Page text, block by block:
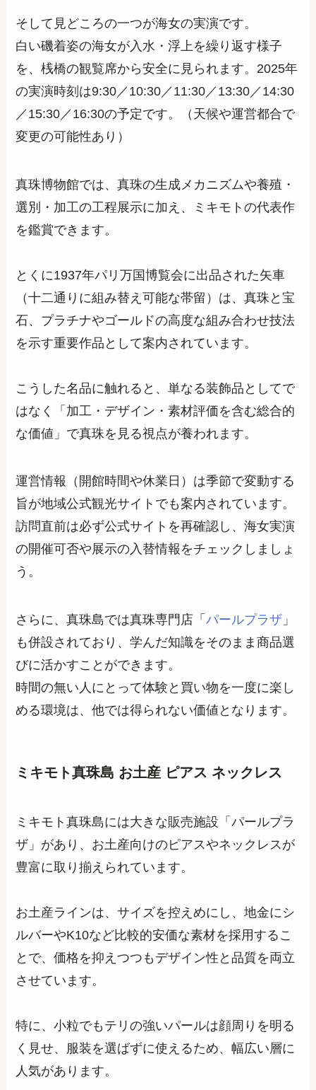
そして見どころの一つが海女の実演です。
白い磯着姿の海女が入水・浮上を繰り返す様子
を、桟橋の観覧席から安全に見られます。2025年
の実演時刻は9:30／10:30／11:30／13:30／14:30
／15:30／16:30の予定です。（天候や運営都合で
変更の可能性あり）
真珠博物館では、真珠の生成メカニズムや養殖・
選別・加工の工程展示に加え、ミキモトの代表作
を鑑賞できます。
とくに1937年パリ万国博覧会に出品された矢車
（十二通りに組み替え可能な帯留）は、真珠と宝
石、プラチナやゴールドの高度な組み合わせ技法
を示す重要作品として案内されています。
こうした名品に触れると、単なる装飾品としてで
はなく「加工・デザイン・素材評価を含む総合的
な価値」で真珠を見る視点が養われます。
運営情報（開館時間や休業日）は季節で変動する
旨が地域公式観光サイトでも案内されています。
訪問直前は必ず公式サイトを再確認し、海女実演
の開催可否や展示の入替情報をチェックしましょ
う。
さらに、真珠島では真珠専門店「パールプラザ 」
も併設されており、学んだ知識をそのまま商品選
びに活かすことができます。
時間の無い人にとって体験と買い物を一度に楽し
める環境は、他では得られない価値となります。
ミキモト真珠島 お土産 ピアス ネックレス
ミキモト真珠島には大きな販売施設「パールプラ
ザ」があり、お土産向けのピアスやネックレスが
豊富に取り揃えられています。
お土産ラインは、サイズを控えめにし、地金にシ
ルバーやK10など比較的安価な素材を採用するこ
とで、価格を抑えつつもデザイン性と品質を両立
させています。
特に、小粒でもテリの強いパールは顔周りを明る
く見せ、服装を選ばずに使えるため、幅広い層に
人気があります。